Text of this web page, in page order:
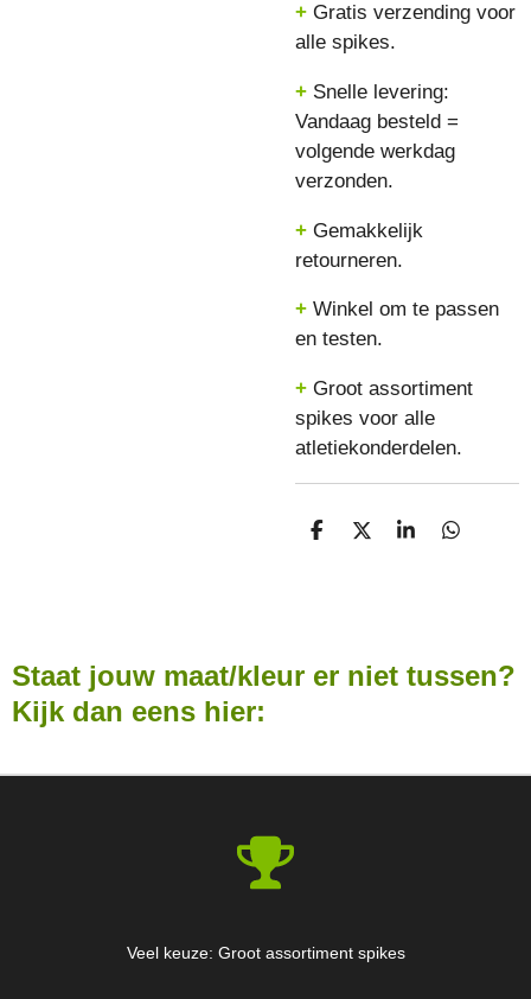
+ Gratis verzending voor
alle spikes.
+ Snelle levering:
Vandaag besteld =
volgende werkdag
verzonden.
+ Gemakkelijk
retourneren.
+ Winkel om te passen
en testen.
+ Groot assortiment
spikes voor alle
atletiekonderdelen.
D
D
S
D
Staat jouw maat/kleur er niet tussen?
Kijk dan eens hier:
Veel keuze: Groot assortiment spikes